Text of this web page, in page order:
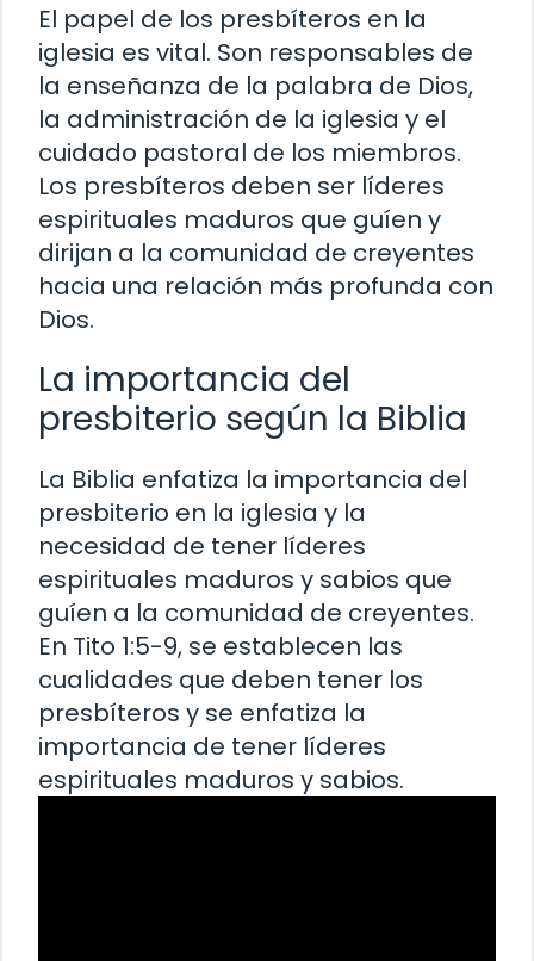
El papel de los presbíteros en la
iglesia es vital. Son responsables de
la enseñanza de la palabra de Dios,
la administración de la iglesia y el
cuidado pastoral de los miembros.
Los presbíteros deben ser líderes
espirituales maduros que guíen y
dirijan a la comunidad de creyentes
hacia una relación más profunda con
Dios.
La importancia del
presbiterio según la Biblia
La Biblia enfatiza la importancia del
presbiterio en la iglesia y la
necesidad de tener líderes
espirituales maduros y sabios que
guíen a la comunidad de creyentes.
En Tito 1:5-9, se establecen las
cualidades que deben tener los
presbíteros y se enfatiza la
importancia de tener líderes
espirituales maduros y sabios.